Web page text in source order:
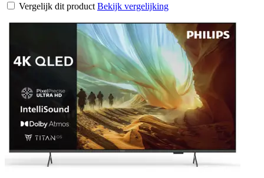
Vergelijk dit product Bekijk vergelijking